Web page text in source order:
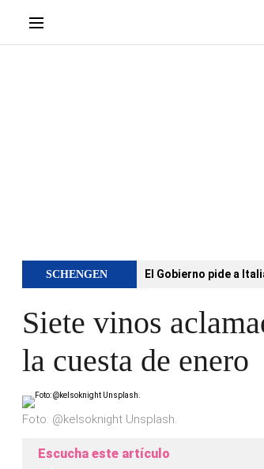
SCHENGEN El Gobierno pide a
Siete vinos
la cuesta de enero
Foto: @kelsoknight Unsplash.
Escucha este artículo